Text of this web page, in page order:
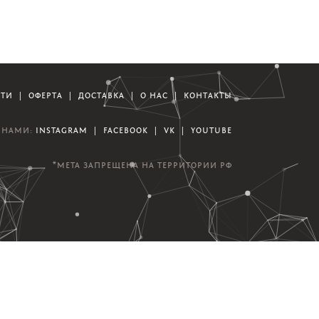
ОФЕРТА ДОСТАВКА | О НАС | КОНТАКТЫ
НАМИ: INSTAGRAM FACEBOOK VK YOUTUBE
*META ЗАПРЕЩЕНА НА ТЕРРИТОРИИ РФ